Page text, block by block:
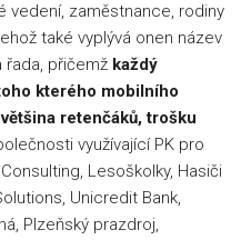
vedení, zaměstnance, rodiny
také vyplývá onen název
řada, přičemž každý
kterého mobilního
retenčáků, trošku
využívající PK pro
Lesoškolky, Hasiči
Unicredit Bank,
Plzeňský prazdroj,